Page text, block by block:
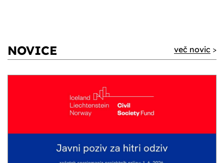
NOVICE več novic >